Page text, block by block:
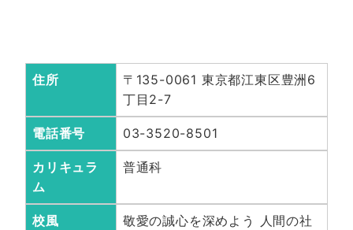
住所
〒135-0061 東京都江東区豊洲6
丁目2-7
電話番号 03-3520-8501
カリキュラ
ム
普通科
校風
敬愛の誠心を深めよう 人間の社